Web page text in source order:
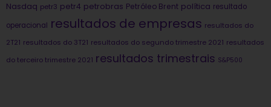
Nasdaq petr3 petr4 petrobras Petróleo Brent política resultado
operacional resultados de empresas resultados do
2T21 resultados do 3T21 resultados do segundo trimestre 2021 resultados
do terceiro trimestre 2021 resultados trimestrais S&P500